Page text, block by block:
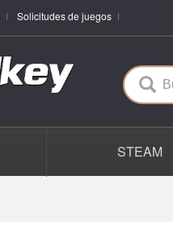
Solicitudes de juegos
STEAM